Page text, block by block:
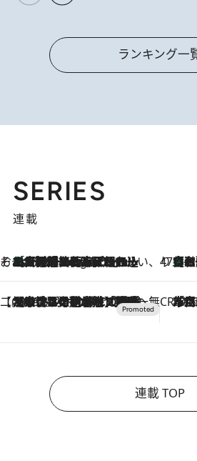
ランキング一
SERIES
連載
そおだよおこの関西おいしい、おやつ紀行
8 Hours Ago
［大阪府箕面市］一皿一皿目の前で仕上げられる、料理を巧みに組み込んだアシェットデセールコース「ミチル アシェット デセール（Michiru assiette dessert）」 47都道府県の8
【和歌山県】この夏絶対食べたい 冷やしておいしいおやつ3選 みかんがごろっと丸ごと入ったジュレ
【CREA×星野リゾート】唯一無二。癒しと発見が待つ場所へ
2026.8.7
【トンボの足水浴】ヒノキの香りに包まれて涼感マックス！約13℃の湧水かけ流しを避暑地「星野温泉 トンボの湯」で体験 「立川にも歌舞
連載 TOP